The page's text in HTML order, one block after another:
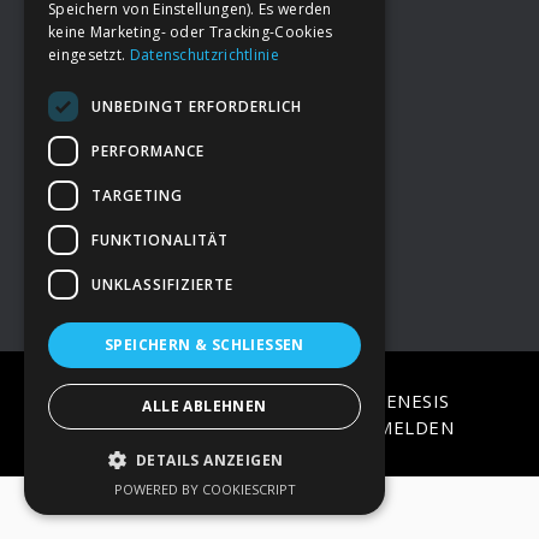
FooterDeine Spende
→ Impressum
→Kontakt zum PAO Team
COPYRIGHT © 2026 · ON
GENESIS
FRAMEWORK·WORDPRESS·ANMELDEN
Speichern von Einstellungen). Es werden
keine Marketing- oder Tracking-Cookies
eingesetzt. Datenschutzrichtlinie
UNBEDINGT ERFORDERLICH
PERFORMANCE
TARGETING
FUNKTIONALITÄT
UNKLASSIFIZIERTE
SPEICHERN & SCHLIESSEN
ALLE ABLEHNEN
DETAILS ANZEIGEN
POWERED BY COOKIESCRIPT